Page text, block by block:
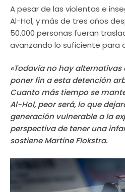
A pesar de las violentas e
Al-Hol, y más de tres años
50.000 personas fueran
avanzando lo suficiente para
«Todavía no hay
poner fin a esta detención
Cuanto más tiempo se
Al-Hol, peor será, lo que
generación vulnerable a la
perspectiva de tener una
sostiene Martine Flokstra.